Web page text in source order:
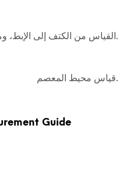
القياس من الكتف إلى الإبط، ومن ثم العودة إلى الكتف.
Guide